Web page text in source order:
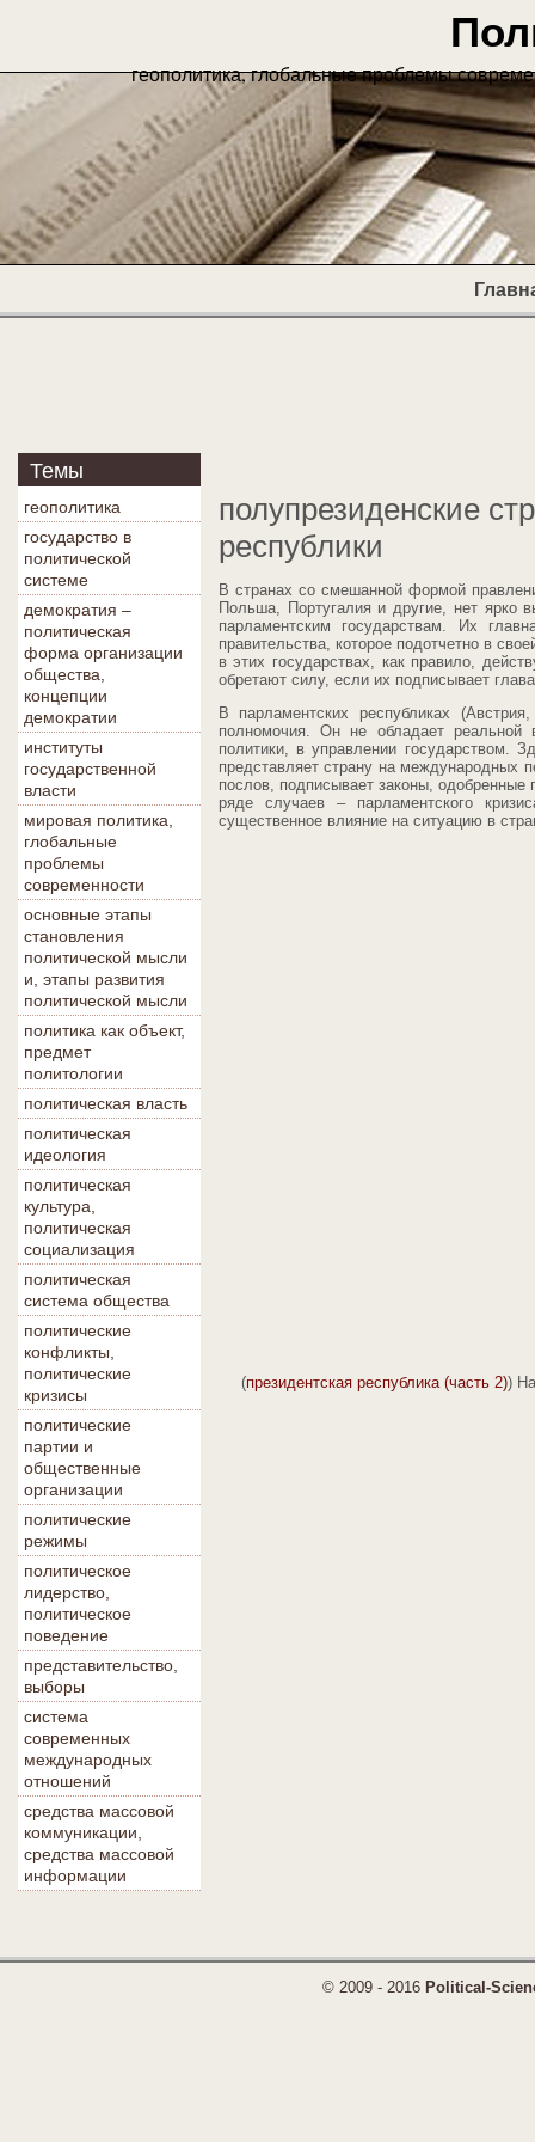
геополитика, глобальные проблемы
Темы
геополитика
государство в
политической
системе
демократия –
политическая
форма организации
общества,
концепции
демократии
институты
государственной
власти
мировая политика,
глобальные
проблемы
современности
основные этапы
становления
политической мысли
и, этапы развития
политической мысли
политика как объект,
предмет
политологии
политическая власть
политическая
идеология
политическая
культура,
политическая
социализация
политическая
система общества
политические
конфликты,
политические
кризисы
политические
партии и
общественные
организации
политические
режимы
политическое
лидерство,
политическое
поведение
представительство,
выборы
система
современных
международных
отношений
средства массовой
коммуникации,
средства массовой
информации
полупрезиденские
республики
В странах со смешанной формой
Польша, Португалия и другие, нет ярко
парламентским государствам. Их
правительства, которое подотчетно в
в этих государствах, как правило,
обретают силу, если их подписывает
В парламентских республиках
полномочия. Он не обладает
политики, в управлении государством.
представляет страну на международных
послов, подписывает законы,
ряде случаев – парламентского
существенное влияние на ситуацию в
(президентская республика (часть 2))
© 2009 - 2016 Political-